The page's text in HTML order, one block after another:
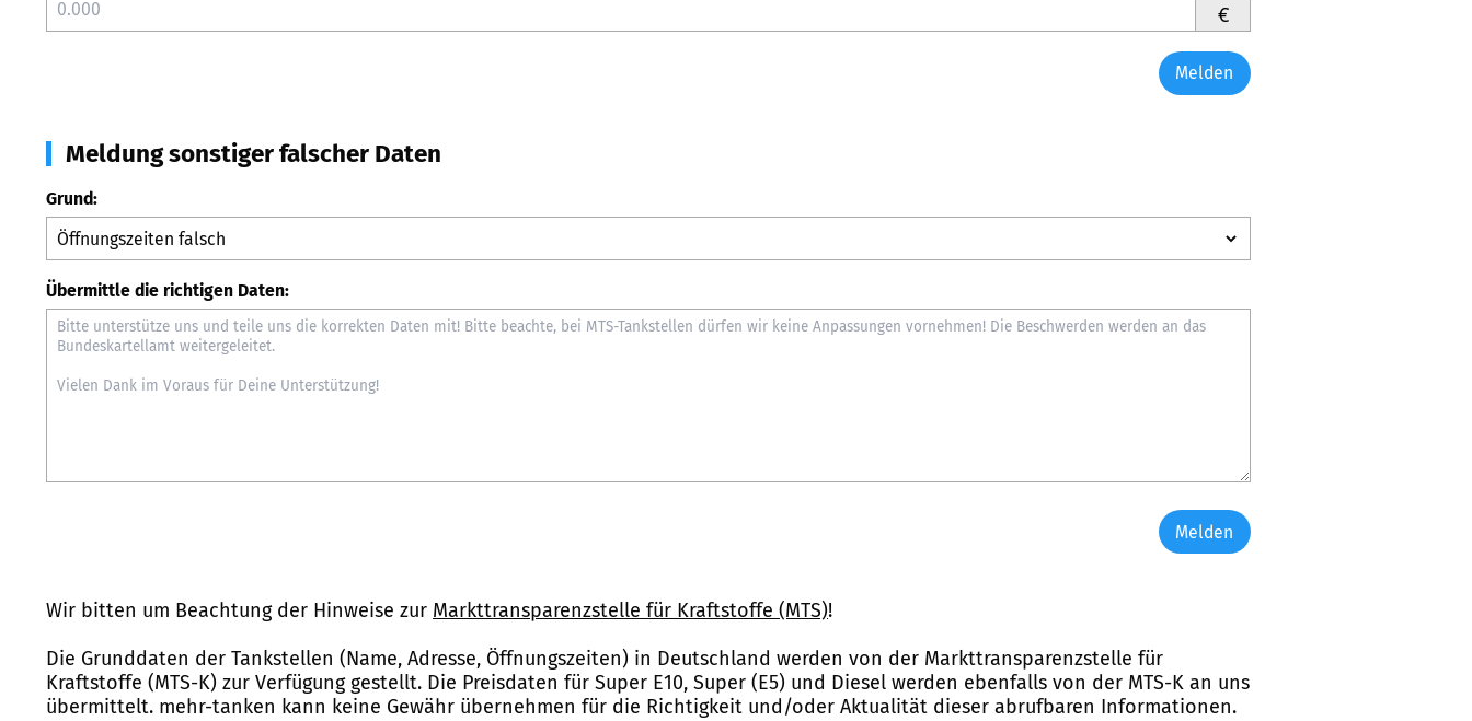
€
Melden
Meldung sonstiger falscher Daten
Grund:
Übermittle die richtigen Daten:
Melden
Wir bitten um Beachtung der Hinweise zur Markttransparenzstelle für Kraftstoffe (MTS)!
Die Grunddaten der Tankstellen (Name, Adresse, Öffnungszeiten) in Deutschland werden von der Markttransparenzstelle für
Kraftstoffe (MTS-K) zur Verfügung gestellt. Die Preisdaten für Super E10, Super (E5) und Diesel werden ebenfalls von der MTS-K an uns
übermittelt. mehr-tanken kann keine Gewähr übernehmen für die Richtigkeit und/oder Aktualität dieser abrufbaren Informationen.